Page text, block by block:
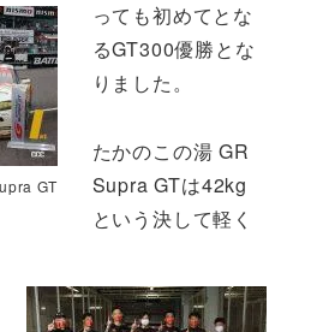
GT
っても初めてとな
るGT300優勝とな
りました。
たかのこの湯 GR
Supra GTは42kg
という決して軽く